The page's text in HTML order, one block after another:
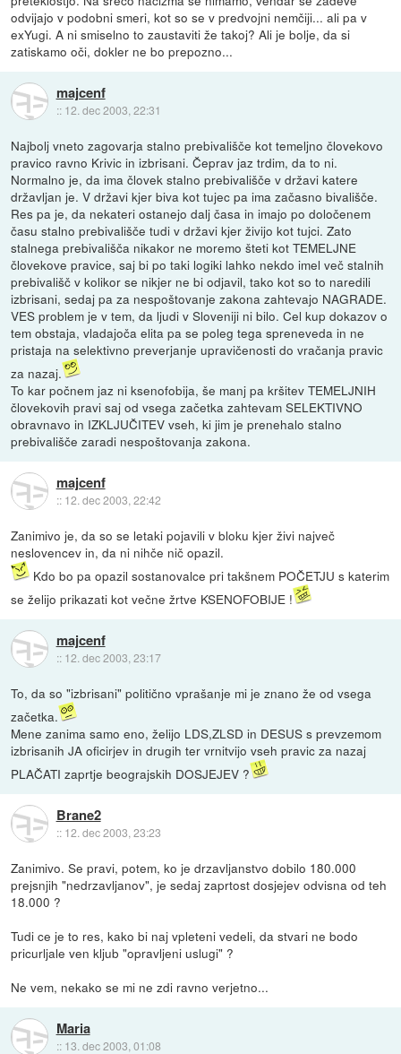
odvijajo v podobni smeri, kot so se v predvojni nemčiji... ali pa v
exYugi. A ni smiselno to zaustaviti že takoj? Ali je bolje, da si
zatiskamo oči, dokler ne bo prepozno...
majcenf
:: 12. dec 2003, 22:31
Najbolj vneto zagovarja stalno prebivališče kot temeljno človekovo
pravico ravno Krivic in izbrisani. Čeprav jaz trdim, da to ni.
Normalno je, da ima človek stalno prebivališče v državi katere
državljan je. V državi kjer biva kot tujec pa ima začasno bivališče.
Res pa je, da nekateri ostanejo dalj časa in imajo po določenem
času stalno prebivališče tudi v državi kjer živijo kot tujci. Zato
stalnega prebivališča nikakor ne moremo šteti kot TEMELJNE
človekove pravice, saj bi po taki logiki lahko nekdo imel več stalnih
prebivališč v kolikor se nikjer ne bi odjavil, tako kot so to naredili
izbrisani, sedaj pa za nespoštovanje zakona zahtevajo NAGRADE.
VES problem je v tem, da ljudi v Sloveniji ni bilo. Cel kup dokazov o
tem obstaja, vladajoča elita pa se poleg tega spreneveda in ne
pristaja na selektivno preverjanje upravičenosti do vračanja pravic
za nazaj.
To kar počnem jaz ni ksenofobija, še manj pa kršitev TEMELJNIH
človekovih pravi saj od vsega začetka zahtevam SELEKTIVNO
obravnavo in IZKLJUČITEV vseh, ki jim je prenehalo stalno
prebivališče zaradi nespoštovanja zakona.
majcenf
:: 12. dec 2003, 22:42
Zanimivo je, da so se letaki pojavili v bloku kjer živi največ
neslovencev in, da ni nihče nič opazil.
Kdo bo pa opazil sostanovalce pri takšnem POČETJU s katerim
se želijo prikazati kot večne žrtve KSENOFOBIJE !
majcenf
:: 12. dec 2003, 23:17
To, da so "izbrisani" politično vprašanje mi je znano že od vsega
začetka.
Mene zanima samo eno, želijo LDS,ZLSD in DESUS s prevzemom
izbrisanih JA oficirjev in drugih ter vrnitvijo vseh pravic za nazaj
PLAČATI zaprtje beograjskih DOSJEJEV ?
Brane2
:: 12. dec 2003, 23:23
Zanimivo. Se pravi, potem, ko je drzavljanstvo dobilo 180.000
prejsnjih "nedrzavljanov", je sedaj zaprtost dosjejev odvisna od teh
18.000 ?
Tudi ce je to res, kako bi naj vpleteni vedeli, da stvari ne bodo
pricurljale ven kljub "opravljeni uslugi" ?
Ne vem, nekako se mi ne zdi ravno verjetno...
Maria
:: 13. dec 2003, 01:08